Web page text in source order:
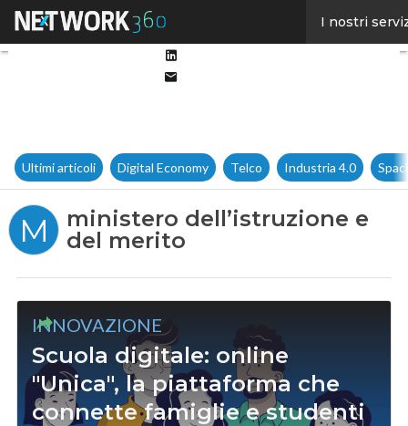
I nostri
Ultimi articoli Digital Economy Telco Industria 4.0
M
ministero dell’istruzione e
del merito
INNOVAZIONE
Scuola digitale: online
"Unica", la piattaforma che
connette famiglie e studenti